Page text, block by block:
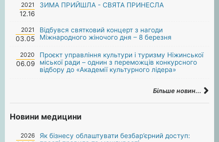
2021
12.16
ЗИМА ПРИЙШЛА - СВЯТА ПРИНЕСЛА
2021
03.05
Відбувся святковий концерт з нагоди
Міжнародного жіночого дня – 8 березня
2020
06.09
Проєкт управління культури і туризму Ніжинської
міської ради – однин з переможців конкурсного
відбору до «Академії культурного лідера»
Більше новин...
Новини медицини
2026
Як бізнесу облаштувати безбар’єрний доступ: